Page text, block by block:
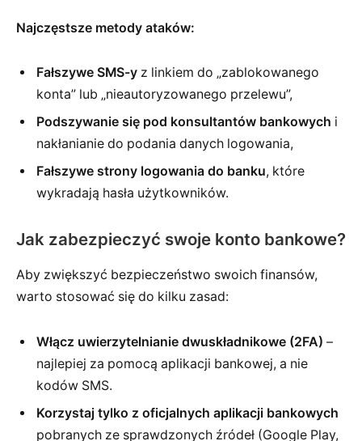
Najczęstsze metody ataków:
Fałszywe SMS-y z linkiem do „zablokowanego
konta” lub „nieautoryzowanego przelewu”,
Podszywanie się pod konsultantów bankowych i
nakłanianie do podania danych logowania,
Fałszywe strony logowania do banku, które
wykradają hasła użytkowników.
Jak zabezpieczyć swoje konto bankowe?
Aby zwiększyć bezpieczeństwo swoich finansów,
warto stosować się do kilku zasad:
Włącz uwierzytelnianie dwuskładnikowe (2FA) –
najlepiej za pomocą aplikacji bankowej, a nie
kodów SMS.
Korzystaj tylko z oficjalnych aplikacji bankowych
pobranych ze sprawdzonych źródeł (Google Play,